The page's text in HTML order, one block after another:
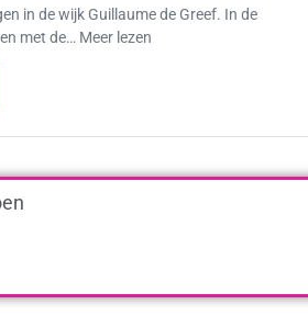
in de wijk Guillaume de Greef. In de
met de… Meer lezen